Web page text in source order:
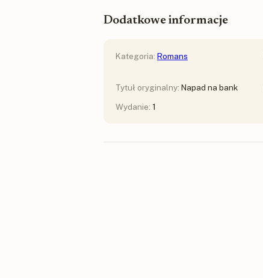
Dodatkowe informacje
Kategoria: Romans
Tytuł oryginalny: Napad na bank
Wydanie: 1